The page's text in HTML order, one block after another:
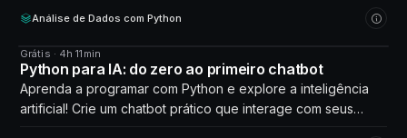
Análise de Dados com Python
CURSO
Grátis · 4h 11min
Python para IA: do zero ao primeiro chatbot
Aprenda a programar com Python e explore a inteligência
artificial! Crie um chatbot prático que interage com seus